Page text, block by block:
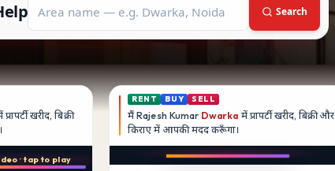
Search
खरीद, बिक्री
· tap to play
RENT BUY SELL
मैंRajesh Kumar Dwarka में प्रापर्टी खरीद, बिक्री और
किराए में आपकी मददकरूँगा।